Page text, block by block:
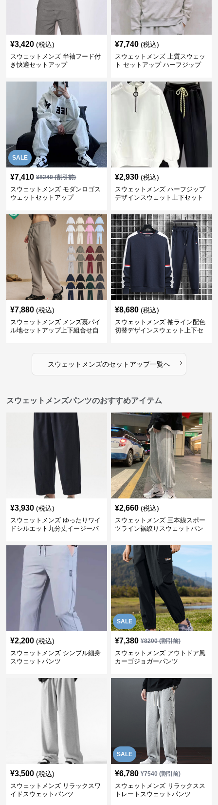
¥3,420 (税込)
スウェットメンズ 半袖フード付
き快適セットアップ
¥7,740 (税込)
スウェットメンズ 上質スウェッ
ト セットアップ ハーフジップ
SALE
¥7,410 ¥8240(割引前)
スウェットメンズ モダンロゴス
ウェットセットアップ
¥2,930 (税込)
スウェットメンズ ハーフジップ
デザインスウェット上下セット
¥7,880 (税込)
スウェットメンズ メンズ裏パイ
ル地セットアップ上下組合せ自
¥8,680 (税込)
スウェットメンズ 袖ライン配色
切替デザインスウェット上下セ
スウェットメンズのセットアップ一覧へ ›
スウェットメンズパンツのおすすめアイテム
¥3,930 (税込)
スウェットメンズ ゆったりワイ
ドシルエット九分丈イージーパ
¥2,660 (税込)
スウェットメンズ 三本線スポー
ツライン裾絞りスウェットパン
¥2,200 (税込)
スウェットメンズ シンプル細身
スウェットパンツ
SALE
¥7,380 ¥8200(割引前)
スウェットメンズ アウトドア風
カーゴジョガーパンツ
¥3,500 (税込)
スウェットメンズ リラックスワ
イドスウェットパンツ
SALE
¥6,780 ¥7540(割引前)
スウェットメンズ リラックスス
トレートスウェットパンツ